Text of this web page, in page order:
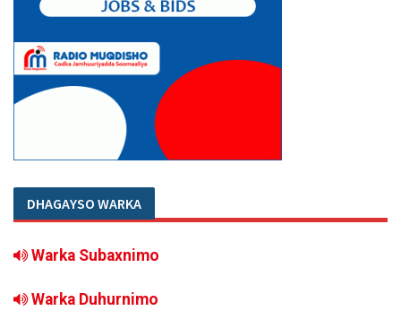
DHAGAYSO WARKA
Warka Subaxnimo
Warka Duhurnimo